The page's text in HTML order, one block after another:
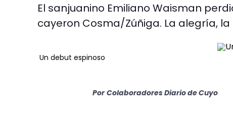
El sanjuanino Emiliano Waisman
cayeron Cosma/Zúñiga. La alegría,
Un debut espinoso
Por Colaboradores Diario de Cuyo